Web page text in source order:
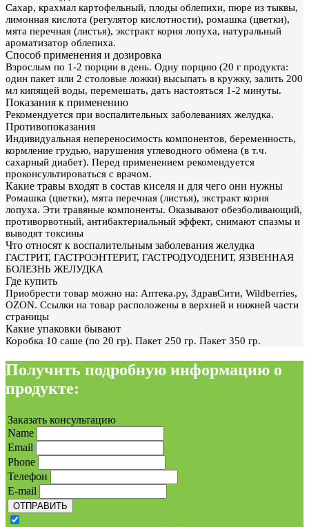
Сахар, крахмал картофельный, плоды облепихи, пюре из тыквы,
лимонная кислота (регулятор кислотности), ромашка (цветки),
мята перечная (листья), экстракт корня лопуха, натуральный
ароматизатор облепиха.
Способ применения и дозировка
Взрослым по 1-2 порции в день. Одну порцию (20 г продукта:
один пакет или 2 столовые ложки) высыпать в кружку, залить 200
мл кипящей воды, перемешать, дать настояться 1-2 минуты.
Показания к применению
Рекомендуется при воспалительных заболеваниях желудка.
Противопоказания
Индивидуальная непереносимость компонентов, беременность,
кормление грудью, нарушения углеводного обмена (в т.ч.
сахарный диабет). Перед применением рекомендуется
проконсультироваться с врачом.
Какие травы входят в состав киселя и для чего они нужны
Ромашка (цветки), мята перечная (листья), экстракт корня
лопуха. Эти травяные компоненты. Оказывают обезболивающий,
противорвотный, антибактериальный эффект, снимают спазмы и
выводят токсины
Что относят к воспалительным заболевания желудка
ГАСТРИТ, ГАСТРОЭНТЕРИТ, ГАСТРОДУОДЕНИТ, ЯЗВЕННАЯ
БОЛЕЗНЬ ЖЕЛУДКА
Где купить
Приобрести товар можно на: Аптека.ру, ЗдравСити, Wildberries,
OZON. Ссылки на товар расположены в верхней и нижней части
страницы
Какие упаковки бывают
Коробка 10 саше (по 20 гр). Пакет 250 гр. Пакет 350 гр.
Получить подробную информацию о
продукте:
Заказать консультацию
Name
Email
Phone
Телефон
E-mail
ОТПРАВИТЬ